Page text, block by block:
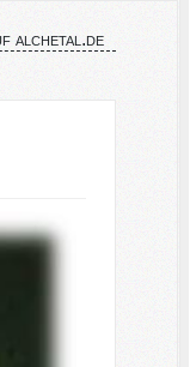
alchetal.de